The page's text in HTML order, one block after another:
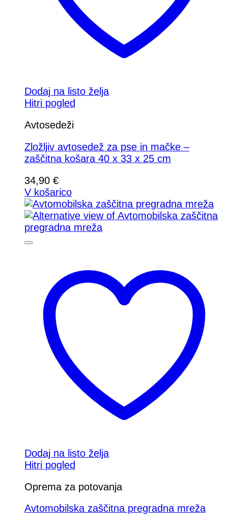
Dodaj na listo želja
Hitri pogled
Avtosedeži
Zložljiv avtosedež za pse in mačke –
zaščitna košara 40 x 33 x 25 cm
34,90 €
V košarico
Dodaj na listo želja
Hitri pogled
Oprema za potovanja
Avtomobilska zaščitna pregradna mreža